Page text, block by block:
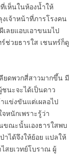
เห็นในห้องน้ำให้
เจ้าหน้าที่ภารโรงคน
เลยแอบเอาขนมไป
ช่วยธารใส เชนทร์ก็ดู
ยดพวกสี่สาวมากขึ้น มี
นะจะได้เป็นดาว
แข่งขันแต่เผลอไป
หนักเพราะรู้ว่า
ขณะนั้นเองธารใสพบ
าได้จึงให้ย้อย แปลให้
สยเวทย์โบราณ ผู้